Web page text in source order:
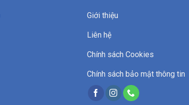
Giới thiệu
Liên hệ
Chính sách Cookies
Chính sách bảo mật thông tin